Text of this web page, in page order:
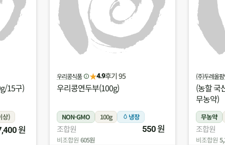
550원
(주)두레올팜넷 ★4.4후기 75
(농할 국산)대추방울토마토(500g/
무농약 500g 냉장
조합원 4,900원
비조합원 5,390원
달구네 ★
(농할 국
구)
무항생제
냉장
조합원
비조합원